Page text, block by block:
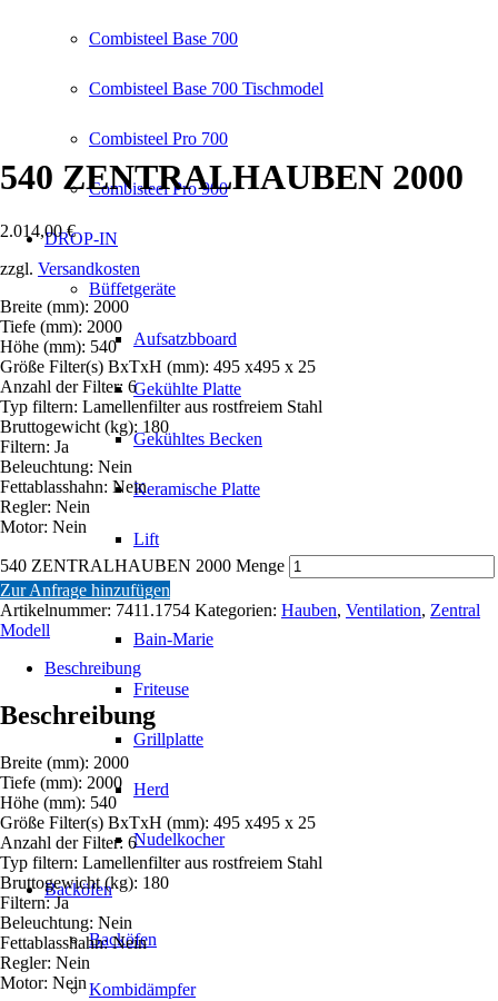
Combisteel Base 700
Combisteel Base 700 Tischmodel
Combisteel Pro 700
Combisteel Pro 900
DROP-IN
Büffetgeräte
Aufsatzbboard
Gekühlte Platte
Gekühltes Becken
Keramische Platte
Lift
Kochgeräte
Bain-Marie
Friteuse
Grillplatte
Herd
Nudelkocher
Backöfen
Backöfen
Kombidämpfer
540 ZENTRALHAUBEN 2000
2.014,00€
zzgl. Versandkosten
Breite (mm): 2000
Tiefe (mm): 2000
Höhe (mm): 540
Größe Filter(s) BxTxH (mm): 495 x495 x 25
Anzahl der Filter: 6
Typ filtern: Lamellenfilter aus rostfreiem Stahl
Bruttogewicht (kg): 180
Filtern: Ja
Beleuchtung: Nein
Fettablasshahn: Nein
Regler: Nein
Motor: Nein
540 ZENTRALHAUBEN 2000 Menge
Zur Anfrage hinzufügen
Artikelnummer: 7411.1754 Kategorien: Hauben, Ventilation, Zentral
Modell
Beschreibung
Beschreibung
Breite (mm): 2000
Tiefe (mm): 2000
Höhe (mm): 540
Größe Filter(s) BxTxH (mm): 495 x495 x 25
Anzahl der Filter: 6
Typ filtern: Lamellenfilter aus rostfreiem Stahl
Bruttogewicht (kg): 180
Filtern: Ja
Beleuchtung: Nein
Fettablasshahn: Nein
Regler: Nein
Motor: Nein